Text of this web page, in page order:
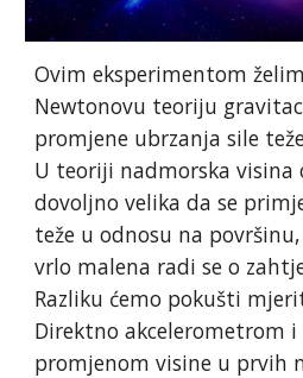
Ovim eksperimentom
Newtonovu teoriju
promjene ubrzanja sile
U teoriji nadmorska
dovoljno velika da se
teže u odnosu na
vrlo malena radi se o
Razliku ćemo pokušti
Direktno akcelerometrom
promjenom visine u prvih